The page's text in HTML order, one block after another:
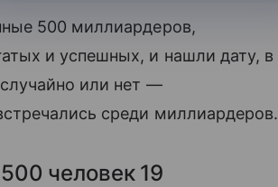
500 миллиардеров,
и успешных, и нашли дату, в
или нет —
среди миллиардеров.
человек 19